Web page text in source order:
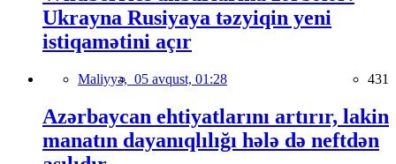
Ukrayna Rusiyaya təzyiqin yeni
istiqamətini açır
Maliyyə, 05 avqust, 01:28 431
Azərbaycan ehtiyatlarını artırır, lakin
manatın dayanıqlılığı hələ də neftdən